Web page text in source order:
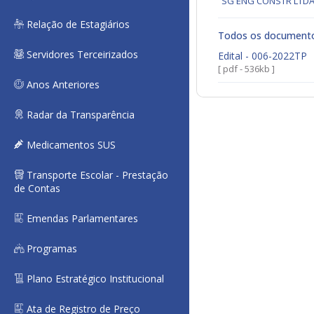
Relação de Estagiários
Servidores Terceirizados
Anos Anteriores
Radar da Transparência
Medicamentos SUS
Transporte Escolar - Prestação
de Contas
Emendas Parlamentares
Programas
Plano Estratégico Institucional
Ata de Registro de Preço
Todos os
Edital - 006-2022TP
[ pdf - 536kb ]